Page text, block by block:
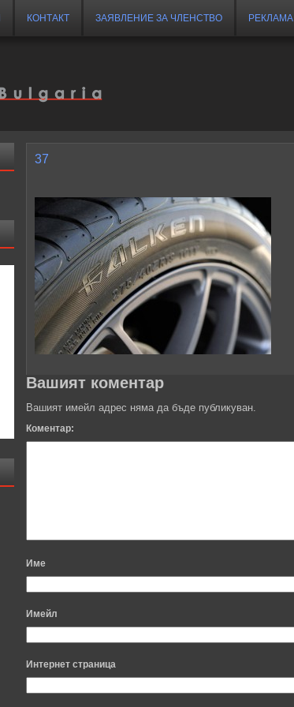
КОНТАКТ ЗАЯВЛЕНИЕ ЗА ЧЛЕНСТВО РЕКЛАМА
37
Вашият коментар
Вашият имейл адрес няма да бъде публикуван.
Коментар:
Име
Имейл
Интернет страница